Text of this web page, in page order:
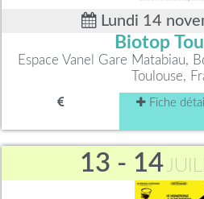
Lundi 14
Biotop
Espace Vanel Gare Matabiau,
Toulouse,
Fiche
13 - 14